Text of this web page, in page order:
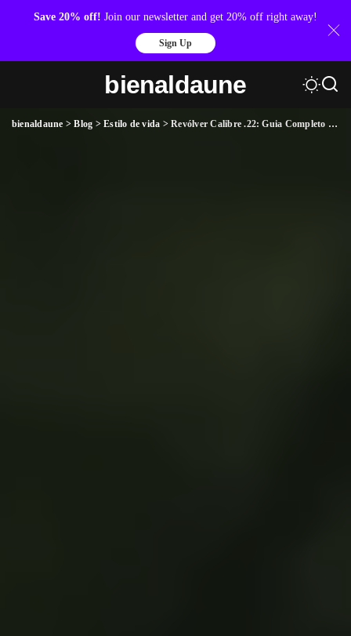
Save 20% off! Join our newsletter and get 20% off right away!
Sign Up
bienaldaune
bienaldaune >Blog >Estilo de vida >Revólver Calibre .22: Guia Completo Sobre Características, Vantagens e Aplicações em 2026